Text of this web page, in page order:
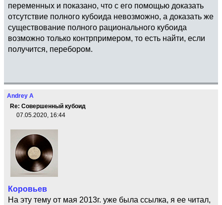
переменных и показано, что с его помощью доказать
отсутствие полного кубоида невозможно, а доказать же
существование полного рационального кубоида
возможно только контрпримером, то есть найти, если
получится, перебором.
Andrey A
Re: Совершенный кубоид
07.05.2020, 16:44
Коровьев
На эту тему от мая 2013г. уже была ссылка, я ее читал,